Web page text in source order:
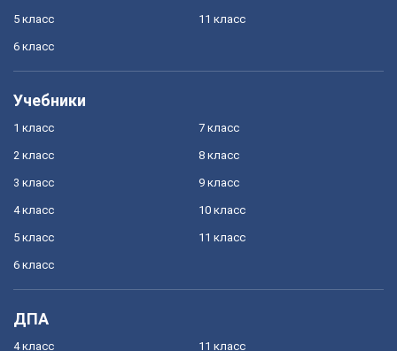
5 класс
6 класс
11 класс
Учебники
1 класс
2 класс
3 класс
4 класс
5 класс
6 класс
7 класс
8 класс
9 класс
10 класс
11 класс
ДПА
4 класс 11 класс